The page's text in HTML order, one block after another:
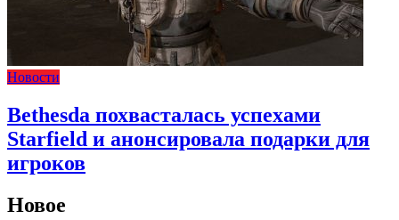
Новости
Bethesda похвасталась успехами
Starfield и анонсировала подарки для
игроков
Новое